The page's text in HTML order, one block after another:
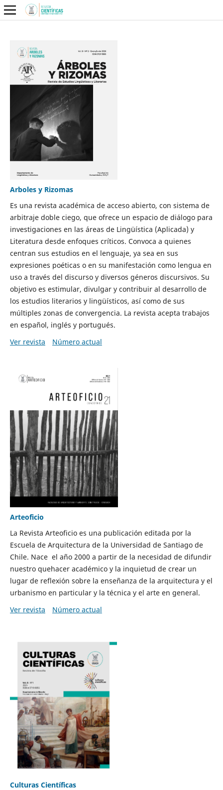
Arboles y Rizomas
Es una revista académica de acceso abierto, con sistema de
arbitraje doble ciego, que ofrece un espacio de diálogo para
investigaciones en las áreas de Lingüística (Aplicada) y
Literatura desde enfoques críticos. Convoca a quienes
centran sus estudios en el lenguaje, ya sea en sus
expresiones poéticas o en su manifestación como lengua en
uso a través del discurso y diversos géneros discursivos. Su
objetivo es estimular, divulgar y contribuir al desarrollo de
los estudios literarios y lingüísticos, así como de sus
múltiples zonas de convergencia. La revista acepta trabajos
en español, inglés y portugués.
Ver revista
Número actual
Arteoficio
La Revista Arteoficio es una publicación editada por la
Escuela de Arquitectura de la Universidad de Santiago de
Chile. Nace el año 2000 a partir de la necesidad de difundir
nuestro quehacer académico y la inquietud de crear un
lugar de reflexión sobre la enseñanza de la arquitectura y el
urbanismo en particular y la técnica y el arte en general.
Ver revista
Número actual
Culturas Científicas